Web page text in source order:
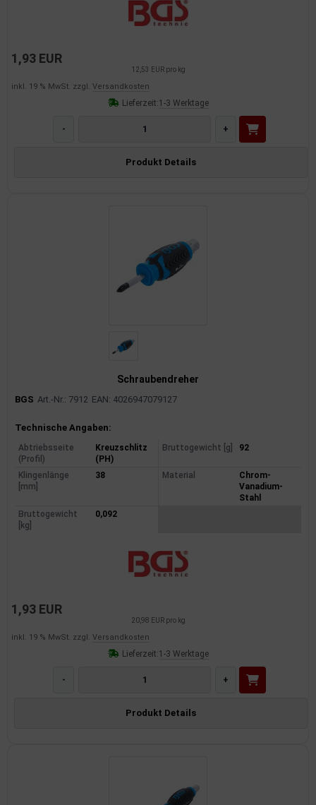
1,93 EUR
12,53 EUR pro kg
inkl. 19 % MwSt. zzgl. Versandkosten
Lieferzeit:1-3 Werktage
- +
Produkt Details
Schraubendreher
BGS Art.-Nr.: 7912 EAN: 4026947079127
Produktinformationen
Technische Angaben:
Abtriebsseite
(Profil)
Kreuzschlitz
(PH)
Bruttogewicht [g] 92
Klingenlänge
[mm]
38 Material
Chrom-
Vanadium-
Stahl
Bruttogewicht
[kg]
0,092
1,93 EUR
20,98 EUR pro kg
inkl. 19 % MwSt. zzgl. Versandkosten
Lieferzeit:1-3 Werktage
- +
Produkt Details